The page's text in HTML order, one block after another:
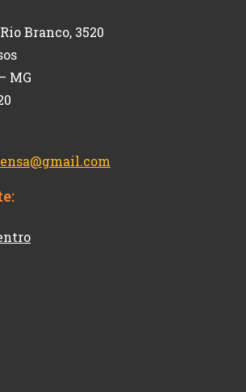
Branco, 3520
MG